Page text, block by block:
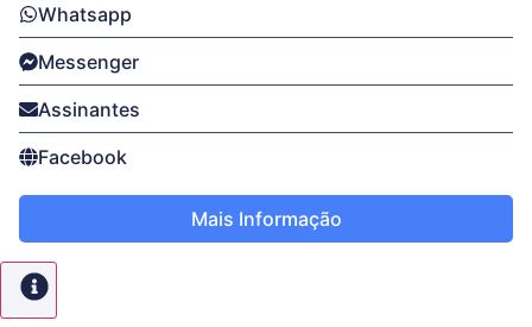
Whatsapp
Messenger
Assinantes
Facebook
Mais Informação